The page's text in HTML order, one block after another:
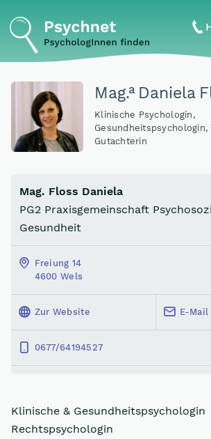
Mag.aDaniela
Klinische Psychologin,
Gutachterin
Mag. Floss Daniela
PG2 Praxisgemeinschaft
Gesundheit
Freiung 14
4600 Wels
Zur Website E-
0677/64194527
Klinische & Gesundheitspsychologin
Rechtspsychologin